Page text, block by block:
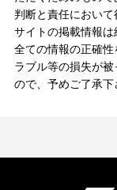
判断と責任におい
サイトの掲載情報
全ての情報の正確
ラブル等の損失が
ので、予めご了承下